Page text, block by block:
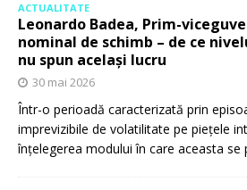
ACTUALITATE
Leonardo Badea, Prim-
nominal de schimb – de ce
nu spun același lucru
30 mai 2026
Într-o perioadă caracterizată prin
imprevizibile de volatilitate pe piețele
înțelegerea modului în care aceasta se